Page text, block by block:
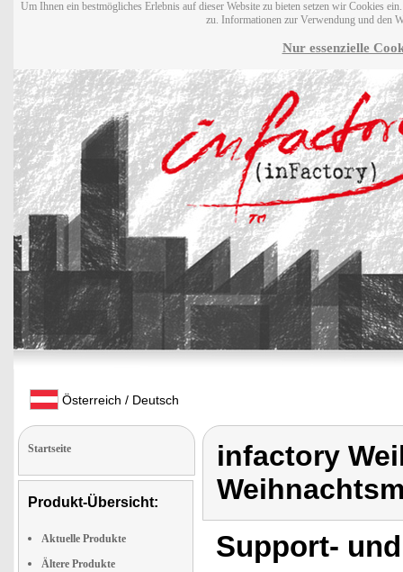
Um Ihnen ein bestmögliches Erlebnis auf dieser Website zu bieten setzen wir Cookies
zu. Informationen zur Verwendung und den
Nur essenzielle
Österreich / Deutsch
Startseite
Produkt-Übersicht:
Aktuelle Produkte
Ältere Produkte
infactory
Support-